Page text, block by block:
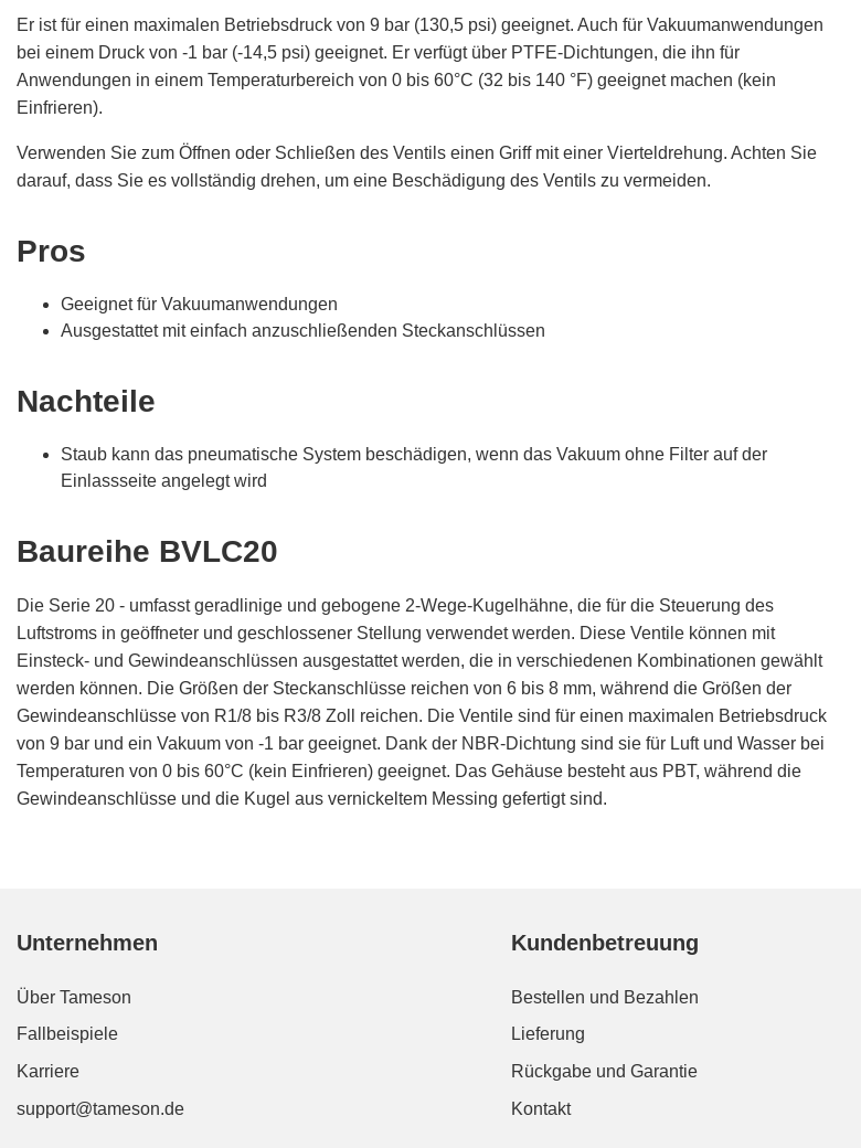
Er ist für einen maximalen Betriebsdruck von 9 bar (130,5 psi) geeignet. Auch für Vakuumanwendungen
bei einem Druck von -1 bar (-14,5 psi) geeignet. Er verfügt über PTFE-Dichtungen, die ihn für
Anwendungen in einem Temperaturbereich von 0 bis 60°C (32 bis 140 °F) geeignet machen (kein
Einfrieren).
Verwenden Sie zum Öffnen oder Schließen des Ventils einen Griff mit einer Vierteldrehung. Achten Sie
darauf, dass Sie es vollständig drehen, um eine Beschädigung des Ventils zu vermeiden.
Pros
Geeignet für Vakuumanwendungen
Ausgestattet mit einfach anzuschließenden Steckanschlüssen
Nachteile
Staub kann das pneumatische System beschädigen, wenn das Vakuum ohne Filter auf der
Einlassseite angelegt wird
Baureihe BVLC20
Die Serie 20 - umfasst geradlinige und gebogene 2-Wege-Kugelhähne, die für die Steuerung des
Luftstroms in geöffneter und geschlossener Stellung verwendet werden. Diese Ventile können mit
Einsteck- und Gewindeanschlüssen ausgestattet werden, die in verschiedenen Kombinationen gewählt
werden können. Die Größen der Steckanschlüsse reichen von 6 bis 8 mm, während die Größen der
Gewindeanschlüsse von R1/8 bis R3/8 Zoll reichen. Die Ventile sind für einen maximalen Betriebsdruck
von 9 bar und ein Vakuum von -1 bar geeignet. Dank der NBR-Dichtung sind sie für Luft und Wasser bei
Temperaturen von 0 bis 60°C (kein Einfrieren) geeignet. Das Gehäuse besteht aus PBT, während die
Gewindeanschlüsse und die Kugel aus vernickeltem Messing gefertigt sind.
Unternehmen
Über Tameson
Fallbeispiele
Karriere
support@tameson.de
Kundenbetreuung
Bestellen und Bezahlen
Lieferung
Rückgabe und Garantie
Kontakt